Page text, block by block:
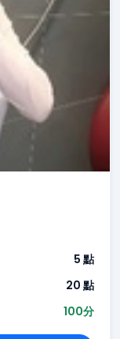
5 點
20 點
100分